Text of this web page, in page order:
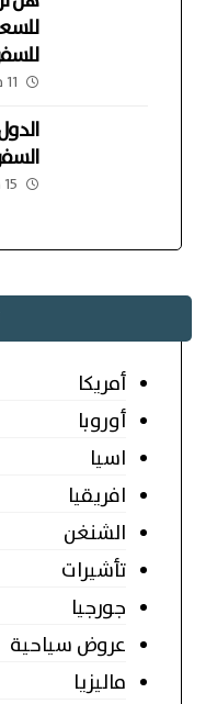
11 مارس، 2026
15 مارس، 2026
أمريكا
أوروبا
اسيا
افريقيا
الشنغن
تأشيرات
جورجيا
عروض سياحية
ماليزيا